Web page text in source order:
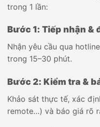
trong 1 lần:
Bước 1: Tiếp nhận
Nhận yêu cầu qua
trong 15–30 phút.
Bước 2: Kiểm tra &
Khảo sát thực tế, xác
remote…) và báo giá rõ